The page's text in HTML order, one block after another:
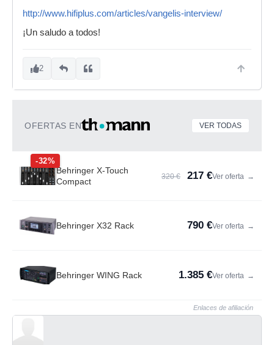
http://www.hifiplus.com/articles/vangelis-interview/
¡Un saludo a todos!
2
OFERTAS EN VER TODAS
-32%
Behringer X-Touch
Compact
320 € 217 €Ver oferta →
Behringer X32 Rack 790 €Ver oferta →
Behringer WING Rack 1.385 €Ver oferta →
Enlaces de afiliación